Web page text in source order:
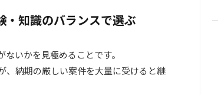
・知識のバランスで選ぶ
いかを見極めることです。
、納期の厳しい案件を大量に受けると継